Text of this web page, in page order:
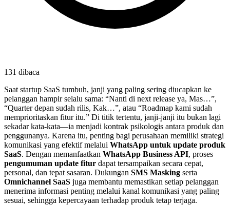
131 dibaca
Saat startup SaaS tumbuh, janji yang paling sering diucapkan ke
pelanggan hampir selalu sama: “Nanti di next release ya, Mas…”,
“Quarter depan sudah rilis, Kak…”, atau “Roadmap kami sudah
memprioritaskan fitur itu.” Di titik tertentu, janji-janji itu bukan lagi
sekadar kata-kata—ia menjadi kontrak psikologis antara produk dan
penggunanya. Karena itu, penting bagi perusahaan memiliki strategi
komunikasi yang efektif melalui WhatsApp untuk update produk
SaaS. Dengan memanfaatkan WhatsApp Business API
pengumuman update fitur dapat tersampaikan secara cepat,
personal, dan tepat sasaran. Dukungan SMS Masking
Omnichannel SaaS juga membantu memastikan setiap pelanggan
menerima informasi penting melalui kanal komunikasi yang paling
sesuai, sehingga kepercayaan terhadap produk tetap terjaga.